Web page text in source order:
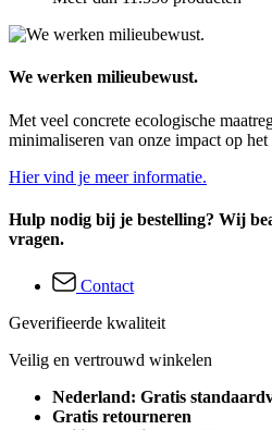
We werken milieubewust.
Met veel concrete ecologische
minimaliseren van onze impact op
Hier vind je meer informatie.
Hulp nodig bij je bestelling? Wij
vragen.
Contact
Geverifieerde kwaliteit
Veilig en vertrouwd winkelen
Nederland: Gratis
Gratis retourneren